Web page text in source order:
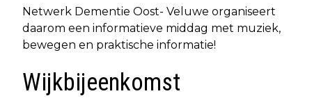
Netwerk Dementie Oost- Veluwe organiseert
daarom een informatieve middag met muziek,
bewegen en praktische informatie!
Wijkbijeenkomst